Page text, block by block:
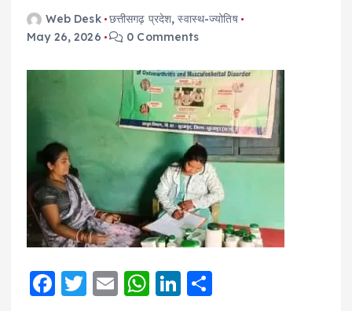
Web Desk छत्तीसगढ़ प्रदेश,स्वास्थ-ज्योतिष
May 26, 2026
0 Comments
F
T
E
W Li